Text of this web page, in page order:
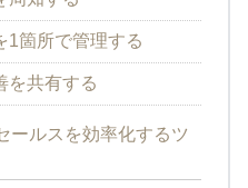
1箇所で管理する
を共有する
ールスを効率化するツ